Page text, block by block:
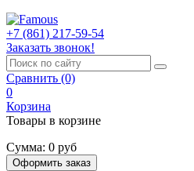
+7 (861) 217-59-54
Заказать звонок!
Сравнить (0)
0
Корзина
Товары в корзине
Сумма: 0 руб
Оформить заказ